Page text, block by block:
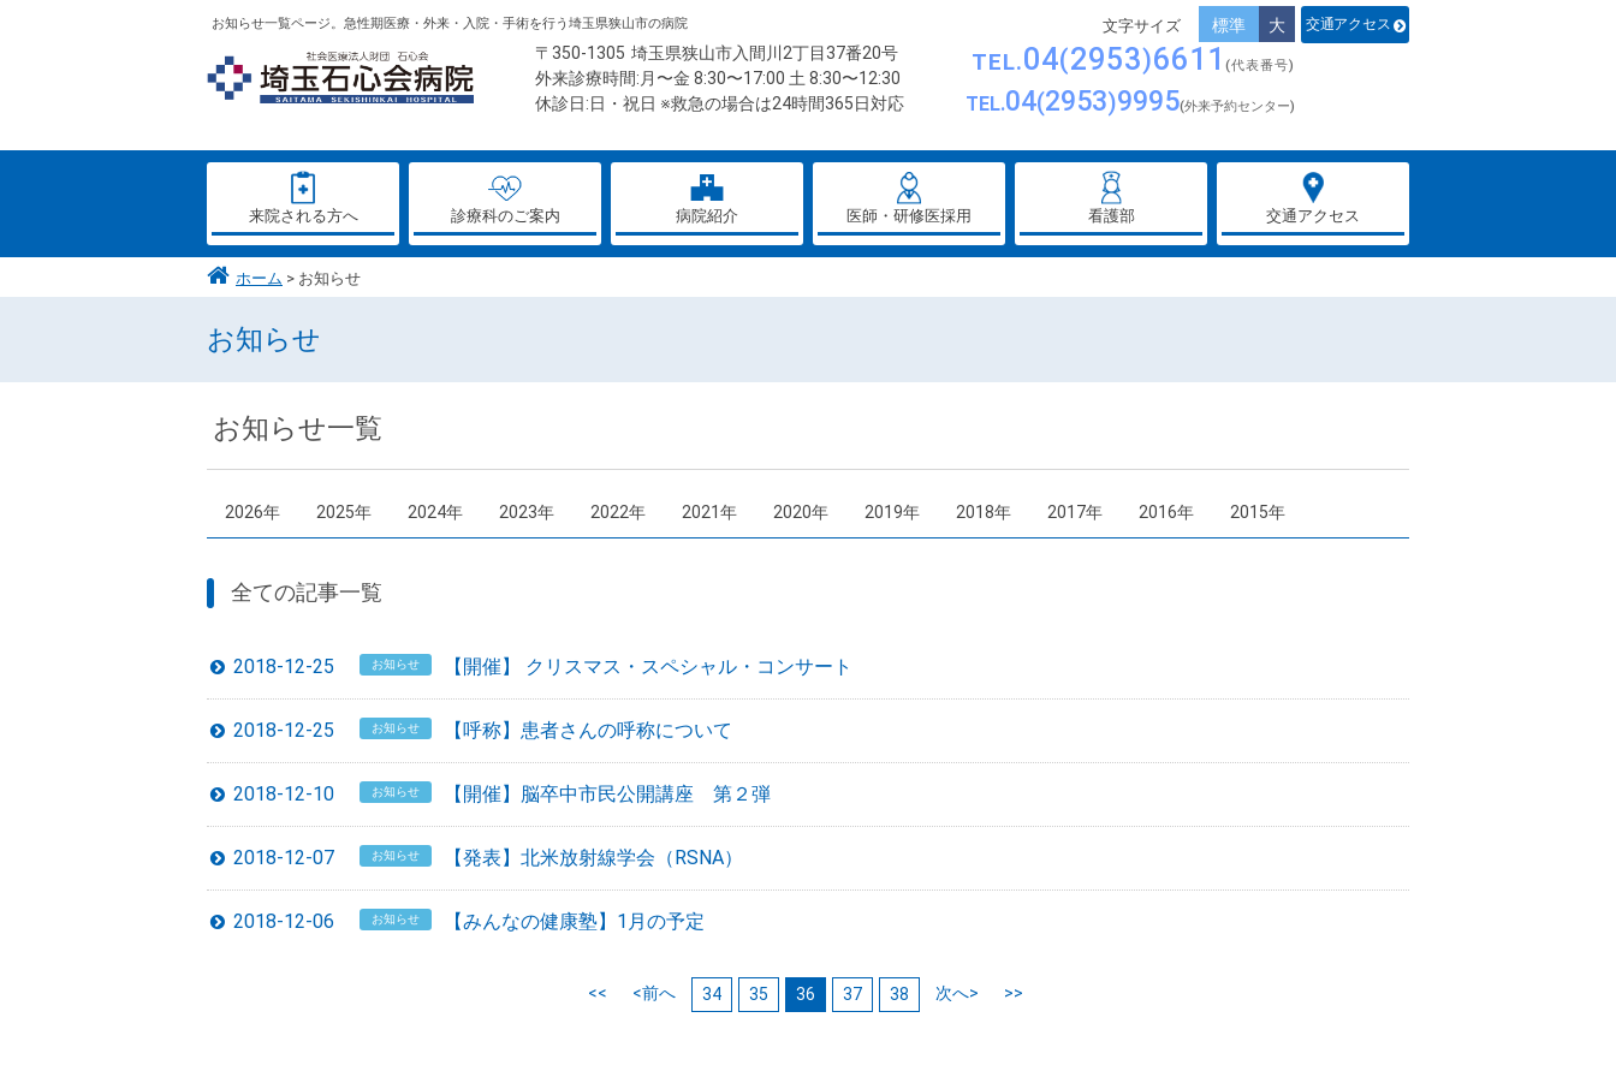
お知らせ一覧ページ。急性期医療・外来・入院・手術を行う埼玉県狭山市の病院 交通アクセス
標準
大
〒350-1305 埼玉県狭山市入間川2丁目37番20号
外来診療時間:月〜金 8:30〜17:00 土 8:30〜12:30
休診日:日・祝日 ※救急の場合は24時間365日対応
TEL.04 2953 6611 (代表番号)
TEL.04 2953 9995(外来予約センター)
来院される方へ 診療科のご案内 病院紹介 医師・研修医採用 看護部 交通アクセス
ホーム お知らせ
お知らせ
お知らせ一覧
2026年 2025年 2024年 2023年 2022年 2021年 2020年 2019年 2018年 2017年 2016年 2015年
全ての記事一覧
2018-12-25 お知らせ 【開催】 クリスマス・スペシャル・コンサート
2018-12-25 お知らせ 【呼称】患者さんの呼称について
2018-12-10 お知らせ 【開催】脳卒中市民公開講座 第２弾
2018-12-07 お知らせ 【発表】北米放射線学会（RSNA）
2018-12-06 お知らせ 【みんなの健康塾】1月の予定
<< <前へ 34 35 36 37 38 次へ> >>